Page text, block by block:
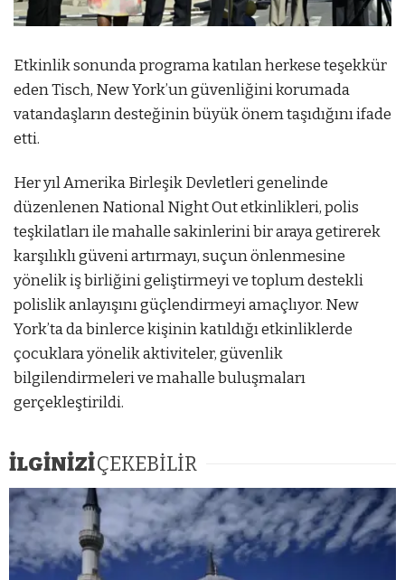
Etkinlik sonunda programa katılan herkese teşekkür
eden Tisch, New York’un güvenliğini korumada
vatandaşların desteğinin büyük önem taşıdığını ifade
etti.
Her yıl Amerika Birleşik Devletleri genelinde
düzenlenen National Night Out etkinlikleri, polis
teşkilatları ile mahalle sakinlerini bir araya getirerek
karşılıklı güveni artırmayı, suçun önlenmesine
yönelik iş birliğini geliştirmeyi ve toplum destekli
polislik anlayışını güçlendirmeyi amaçlıyor. New
York’ta da binlerce kişinin katıldığı etkinliklerde
çocuklara yönelik aktiviteler, güvenlik
bilgilendirmeleri ve mahalle buluşmaları
gerçekleştirildi.
İLGİNİZİÇEKEBİLİR